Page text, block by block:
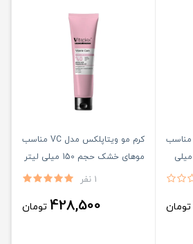
کرم مو ویتاپلکس مدل CC مناسب
موهای رنگ شده حجم 150 میلی
تومان
کرم مو ویتاپلکس مدل VC مناسب
موهای خشک حجم 150 میلی لیتر
1 نفر
428,500 تومان